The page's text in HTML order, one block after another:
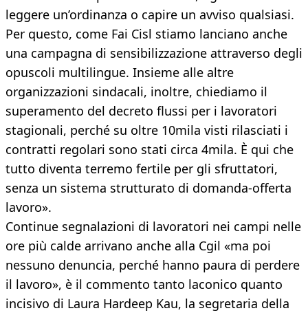
leggere un’ordinanza o capire un avviso qualsiasi.
Per questo, come Fai Cisl stiamo lanciano anche
una campagna di sensibilizzazione attraverso degli
opuscoli multilingue. Insieme alle altre
organizzazioni sindacali, inoltre, chiediamo il
superamento del decreto flussi per i lavoratori
stagionali, perché su oltre 10mila visti rilasciati i
contratti regolari sono stati circa 4mila. È qui che
tutto diventa terremo fertile per gli sfruttatori,
senza un sistema strutturato di domanda-offerta
lavoro».
Continue segnalazioni di lavoratori nei campi nelle
ore più calde arrivano anche alla Cgil «ma poi
nessuno denuncia, perché hanno paura di perdere
il lavoro», è il commento tanto laconico quanto
incisivo di Laura Hardeep Kau, la segretaria della